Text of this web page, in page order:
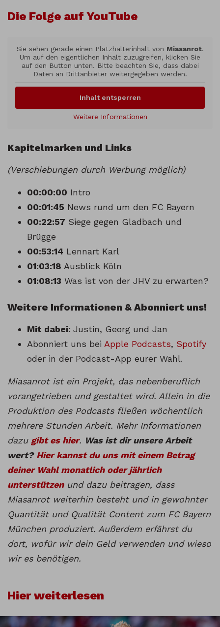
Die Folge auf YouTube
Sie sehen gerade einen Platzhalterinhalt von Miasanrot.
Um auf den eigentlichen Inhalt zuzugreifen, klicken Sie
auf den Button unten. Bitte beachten Sie, dass dabei
Daten an Drittanbieter weitergegeben werden.
Inhalt entsperren
Weitere Informationen
Kapitelmarken und Links
(Verschiebungen durch Werbung möglich)
00:00:00 Intro
00:01:45 News rund um den FC Bayern
00:22:57 Siege gegen Gladbach und
Brügge
00:53:14 Lennart Karl
01:03:18 Ausblick Köln
01:08:13 Was ist von der JHV zu erwarten?
Weitere Informationen & Abonniert uns!
Mit dabei: Justin, Georg und Jan
Abonniert uns bei Apple Podcasts, Spotify
oder in der Podcast-App eurer Wahl.
Miasanrot ist ein Projekt, das nebenberuflich
vorangetrieben und gestaltet wird. Allein in die
Produktion des Podcasts fließen wöchentlich
mehrere Stunden Arbeit. Mehr Informationen
dazu gibt es hier. Was ist dir unsere Arbeit
wert? Hier kannst du uns mit einem Betrag
deiner Wahl monatlich oder jährlich
unterstützenund dazu beitragen, dass
Miasanrot weiterhin besteht und in gewohnter
Quantität und Qualität Content zum FC Bayern
München produziert. Außerdem erfährst du
dort, wofür wir dein Geld verwenden und wieso
wir es benötigen.
Hier weiterlesen